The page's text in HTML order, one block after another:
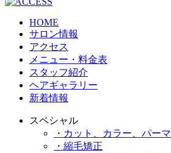
HOME
サロン情報
アクセス
メニュー・料金表
スタッフ紹介
ヘアギャラリー
新着情報
スペシャル
・カット、カラー、パーマ
・縮毛矯正